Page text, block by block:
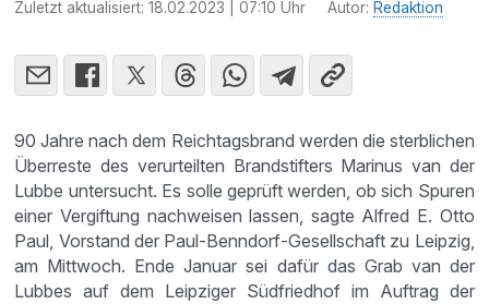
Zuletzt aktualisiert:18.02.2023 | 07:10 Uhr Autor: Redaktion
90 Jahre nach dem Reichtagsbrand werden die sterblichen
Überreste des verurteilten Brandstifters Marinus van der
Lubbe untersucht. Es solle geprüft werden, ob sich Spuren
einer Vergiftung nachweisen lassen, sagte Alfred E. Otto
Paul, Vorstand der Paul-Benndorf-Gesellschaft zu Leipzig,
am Mittwoch. Ende Januar sei dafür das Grab van der
Lubbes auf dem Leipziger Südfriedhof im Auftrag der